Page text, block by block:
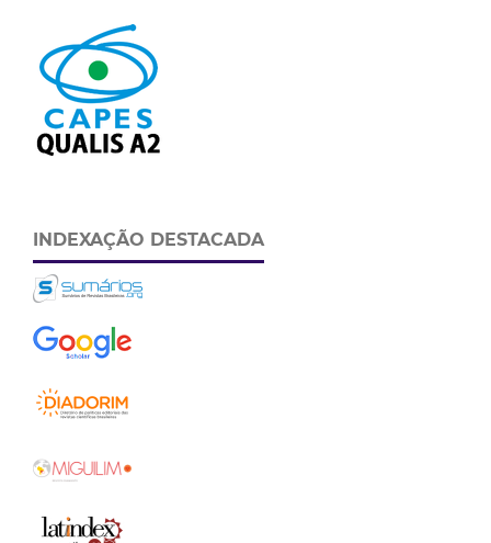
INDEXAÇÃO DESTACADA